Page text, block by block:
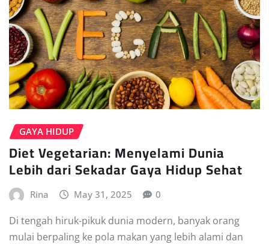
GAYA HIDUP
Diet Vegetarian: Menyelami Dunia
Lebih dari Sekadar Gaya Hidup Sehat
Rina May 31, 2025 0
Di tengah hiruk-pikuk dunia modern, banyak orang
mulai berpaling ke pola makan yang lebih alami dan